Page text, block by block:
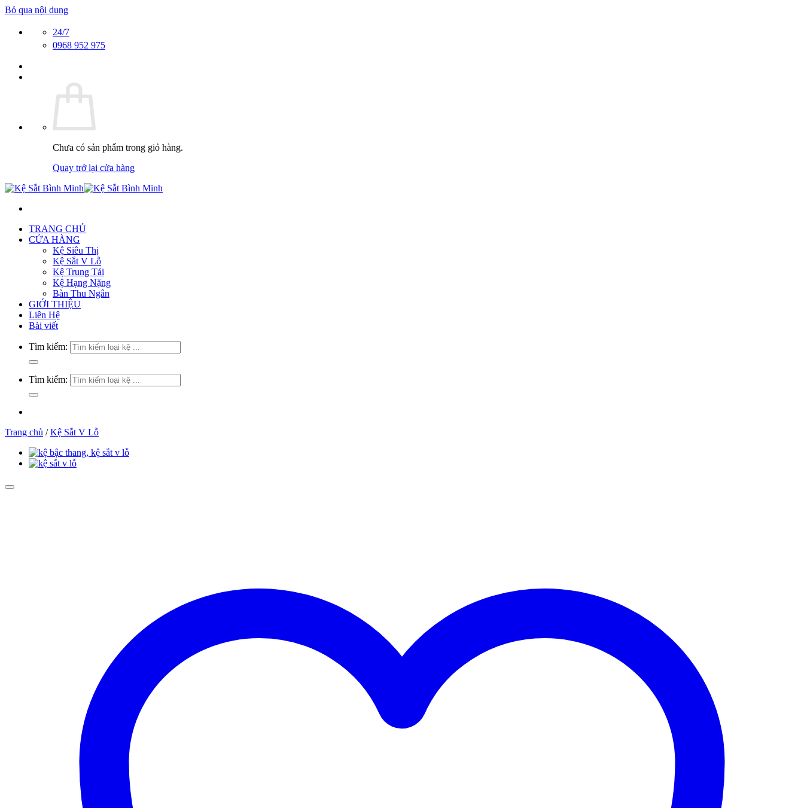
Bỏ qua nội dung
24/7
0968 952 975
Chưa có sản phẩm trong giỏ hàng.
Quay trở lại cửa hàng
TRANG CHỦ
CỬA HÀNG
Kệ Siêu Thị
Kệ Sắt V Lỗ
Kệ Trung Tải
Kệ Hạng Nặng
Bàn Thu Ngân
GIỚI THIỆU
Liên Hệ
Bài viết
Tìm kiếm:
Tìm kiếm:
Trang chủ / Kệ Sắt V Lỗ